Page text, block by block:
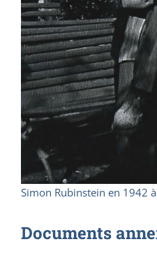
Simon Rubinstein en 1942
Documents